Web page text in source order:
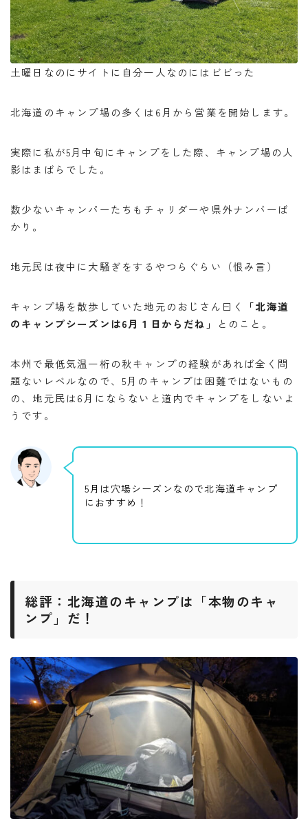
Follow Me
土曜日なのにサイトに自分一人なのにはビビった
北海道のキャンプ場の多くは6月から営業を開始します。
実際に私が5月中旬にキャンプをした際、キャンプ場の人
影はまばらでした。
数少ないキャンパーたちもチャリダーや県外ナンバーば
かり。
地元民は夜中に大騒ぎをするやつらぐらい（恨み言）
キャンプ場を散歩していた地元のおじさん曰く
「北海道
のキャンプシーズンは6月１日からだね」
とのこと。
本州で最低気温一桁の秋キャンプの経験があれば全く問
題ないレベルなので、5月のキャンプは困難ではないもの
の、地元民は6月にならないと道内でキャンプをしないよ
うです。
5月は穴場シーズンなので北海道キャンプ
におすすめ！
総評：北海道のキャンプは「本物のキャ
ンプ」だ！